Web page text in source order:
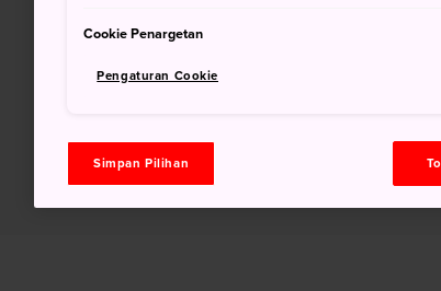
Cookie Penargetan
Pengaturan Cookie
Simpan Pilihan